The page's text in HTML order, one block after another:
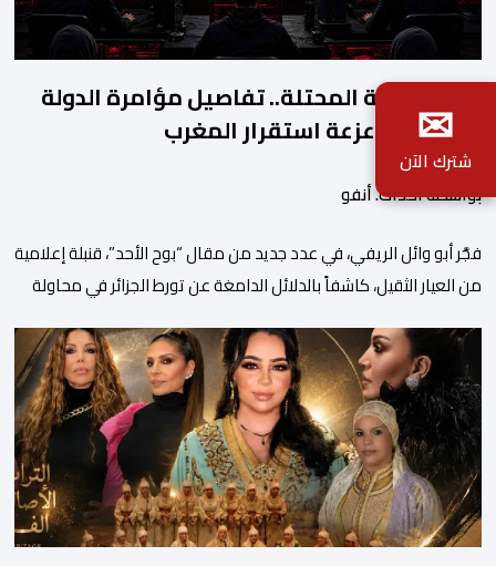
أحداث سبتة المحتلة.. تفاصيل مؤامرة الدولة
الجزائرية لزعزعة استقرار المغرب
بواسطة أحداث. أنفو
فجَّر أبو وائل الريفي، في عدد جديد من مقال “بوح الأحد”، قنبلة إعلامية
من العيار الثقيل، كاشفاً بالدلائل الدامغة عن تورط الجزائر في محاولة
الاستراتيجية مع إسبانيا، كاشفا خيوط حملة تحريضية ممنهجة شنتها
الحسابات والمنصات التابعة للمخابرات العسكرية الجزائرية لاستدراج
الشباب والقاصرين عبر مواقع التواصل الاجتماعي، وذلك […]
✉
شترك الآن